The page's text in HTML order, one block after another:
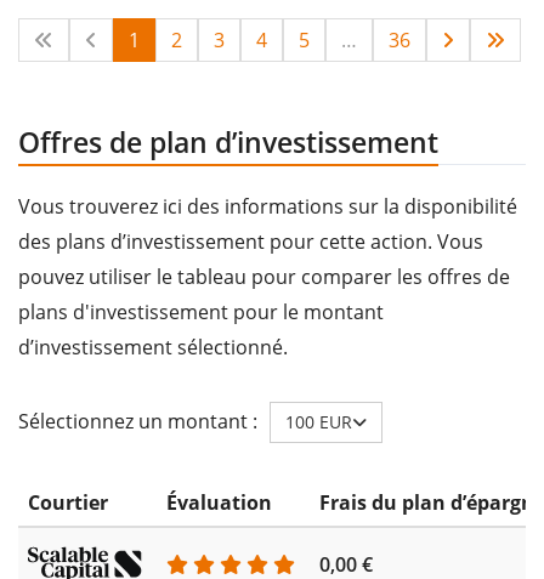
1 2 3 4 5 … 36
Offres de plan d’investissement
Vous trouverez ici des informations sur la disponibilité
des plans d’investissement pour cette action. Vous
pouvez utiliser le tableau pour comparer les offres de
plans d'investissement pour le montant
d’investissement sélectionné.
Sélectionnez un montant : 100 EUR
Courtier Évaluation Frais du plan d’épargne
0,00 €